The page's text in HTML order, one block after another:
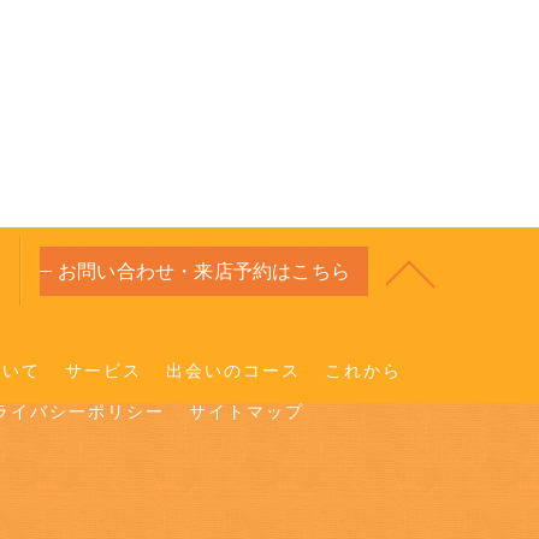
お問い合わせ・来店予約はこちら
て サービス 出会いのコース これから
イバシーポリシー サイトマップ